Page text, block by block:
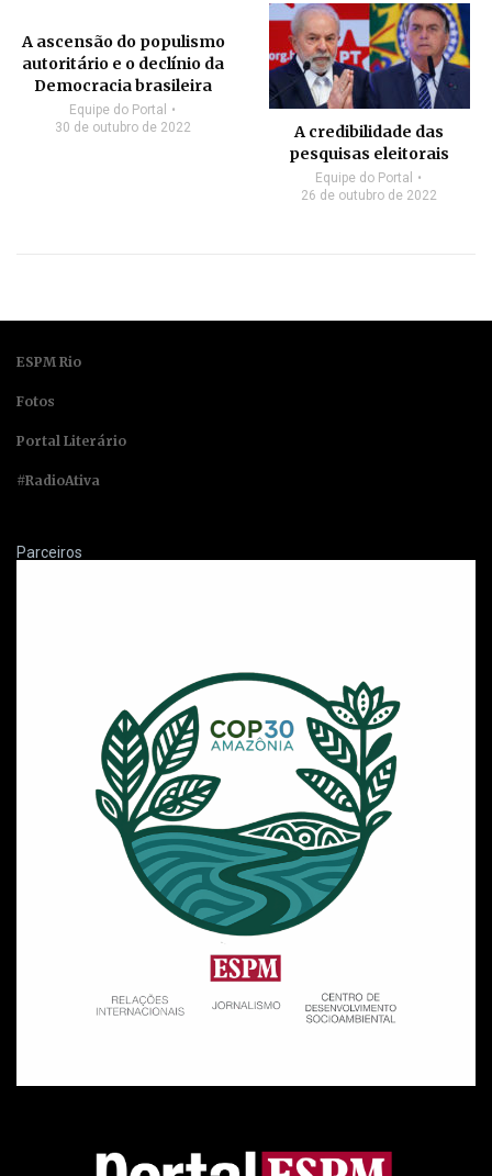
A ascensão do populismo
autoritário e o declínio da
Democracia brasileira
Equipe do Portal
30 de outubro de 2022
A credibilidade das
pesquisas eleitorais
Equipe do Portal
26 de outubro de 2022
ESPM Rio
Fotos
Portal Literário
#RadioAtiva
Parceiros